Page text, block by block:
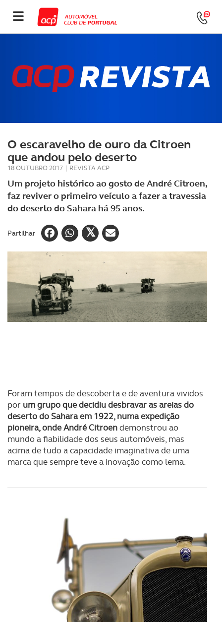
O escaravelho de ouro da Citroen
que andou pelo deserto
18 OUTUBRO 2017 | REVISTA ACP
Um projeto histórico ao gosto de André Citroen,
faz reviver o primeiro veículo a fazer a travessia
do deserto do Sahara há 95 anos.
Partilhar
Foram tempos de descoberta e de aventura vividos
por um grupo que decidiu desbravar as areias do
deserto do Sahara em 1922, numa expedição
pioneira, onde André Citroendemonstrou ao
mundo a fiabilidade dos seus automóveis, mas
acima de tudo a capacidade imaginativa de uma
marca que sempre teve a inovação como lema.